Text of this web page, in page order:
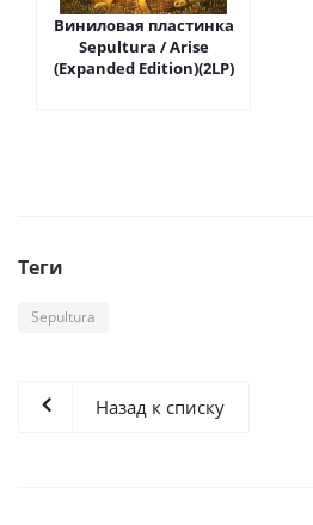
Виниловая пластинка
Sepultura / Arise
(Expanded Edition)(2LP)
Теги
Sepultura
Назад к списку